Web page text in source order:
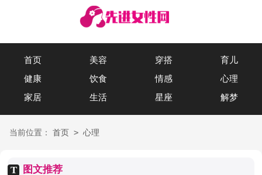
首页 美容 穿搭
育儿
健康
饮食 情感
心理
家居
生活 星座 解梦
当前位置： 首页 > 心理
T 图文推荐